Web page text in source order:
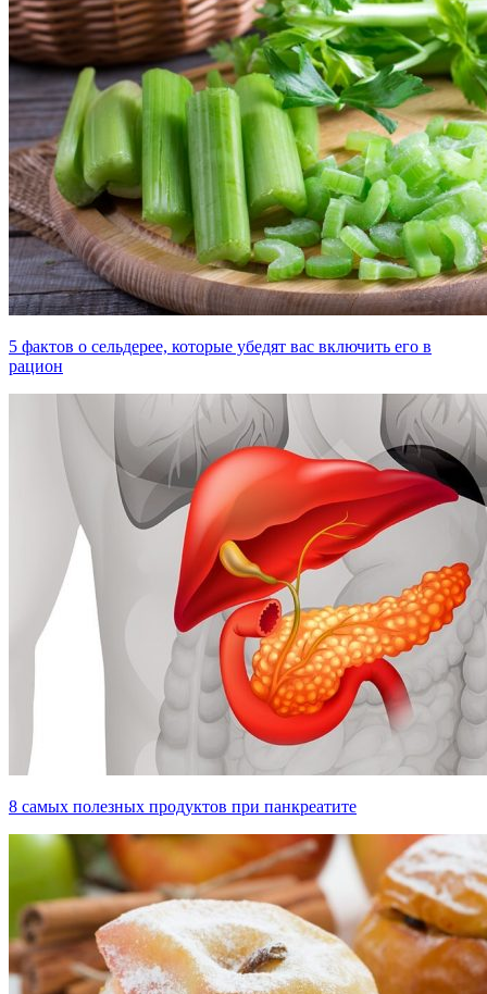
5 фактов о сельдерее, которые убедят вас включить его в
рацион
8 самых полезных продуктов при панкреатите